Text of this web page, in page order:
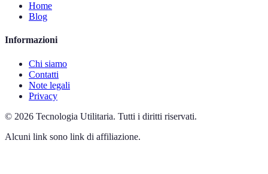
Home
Blog
Informazioni
Chi siamo
Contatti
Note legali
Privacy
© 2026 Tecnologia Utilitaria. Tutti i diritti riservati.
Alcuni link sono link di affiliazione.